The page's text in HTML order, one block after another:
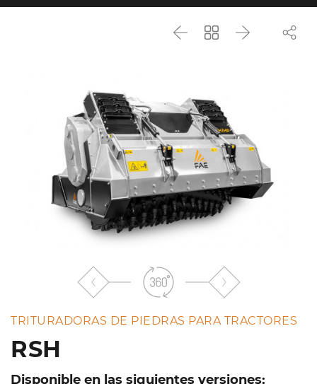
AnteriorVuelveSiguiente
TRITURADORAS DE PIEDRAS PARA TRACTORES
RSH
Disponible en las siguientes versiones: